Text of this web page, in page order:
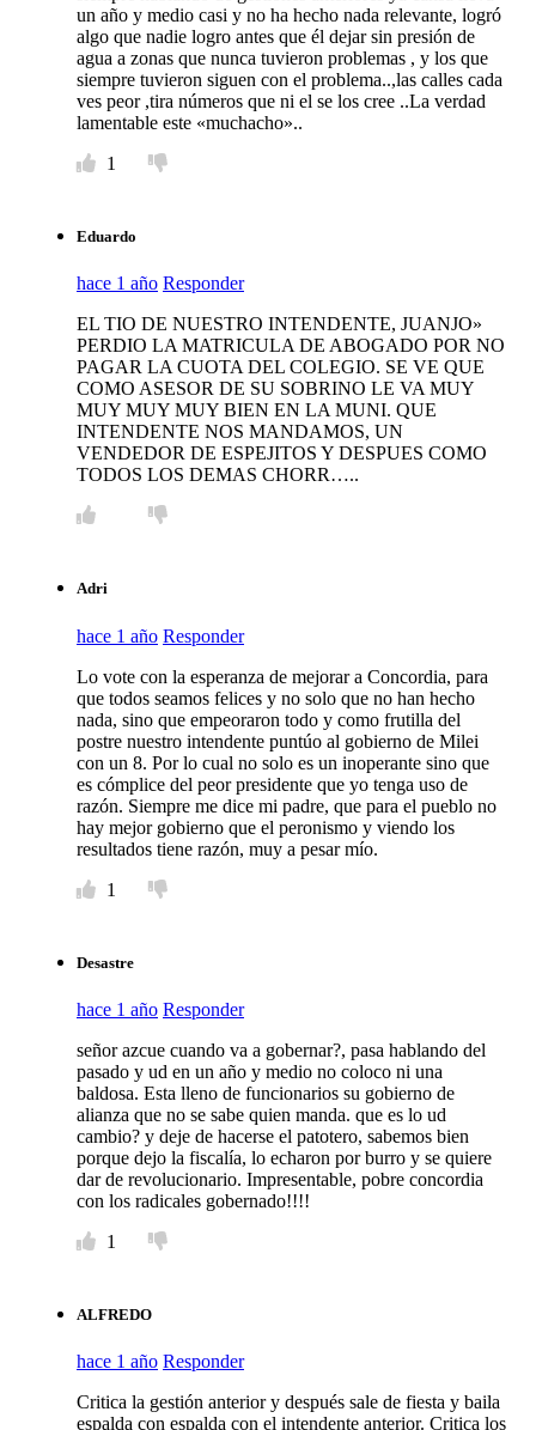
un año y medio casi y no ha hecho nada relevante, logró
algo que nadie logro antes que él dejar sin presión de
agua a zonas que nunca tuvieron problemas , y los que
siempre tuvieron siguen con el problema..,las calles cada
ves peor ,tira números que ni el se los cree ..La verdad
lamentable este «muchacho»..
1
Eduardo
hace 1 año Responder
EL TIO DE NUESTRO INTENDENTE, JUANJO»
PERDIO LA MATRICULA DE ABOGADO POR NO
PAGAR LA CUOTA DEL COLEGIO. SE VE QUE
COMO ASESOR DE SU SOBRINO LE VA MUY
MUY MUY MUY BIEN EN LA MUNI. QUE
INTENDENTE NOS MANDAMOS, UN
VENDEDOR DE ESPEJITOS Y DESPUES COMO
TODOS LOS DEMAS CHORR…..
Adri
hace 1 año Responder
Lo vote con la esperanza de mejorar a Concordia, para
que todos seamos felices y no solo que no han hecho
nada, sino que empeoraron todo y como frutilla del
postre nuestro intendente puntúo al gobierno de Milei
con un 8. Por lo cual no solo es un inoperante sino que
es cómplice del peor presidente que yo tenga uso de
razón. Siempre me dice mi padre, que para el pueblo no
hay mejor gobierno que el peronismo y viendo los
resultados tiene razón, muy a pesar mío.
1
Desastre
hace 1 año Responder
señor azcue cuando va a gobernar?, pasa hablando del
pasado y ud en un año y medio no coloco ni una
baldosa. Esta lleno de funcionarios su gobierno de
alianza que no se sabe quien manda. que es lo ud
cambio? y deje de hacerse el patotero, sabemos bien
porque dejo la fiscalía, lo echaron por burro y se quiere
dar de revolucionario. Impresentable, pobre concordia
con los radicales gobernado!!!!
1
ALFREDO
hace 1 año Responder
Critica la gestión anterior y después sale de fiesta y baila
espalda con espalda con el intendente anterior. Critica los